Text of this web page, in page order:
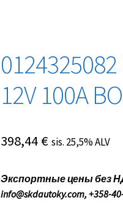
12V 100A
398,44 € sis. 25,5% ALV
Экспортные цены без
info@skdautoky.com, +358-